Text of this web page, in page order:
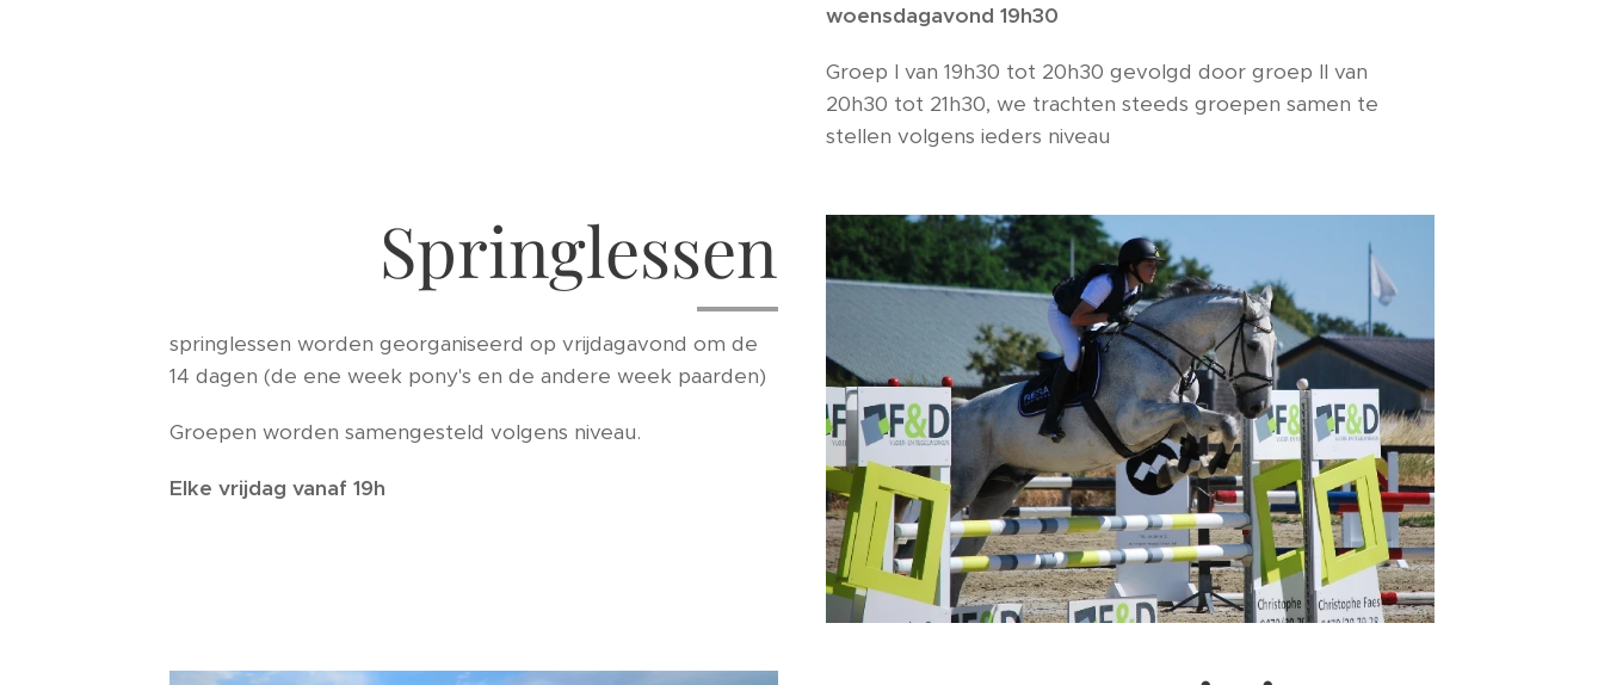
woensdagavond 19h30
Groep I van 19h30 tot 20h30 gevolgd door groep II van
20h30 tot 21h30, we trachten steeds groepen samen te
stellen volgens ieders niveau
Springlessen
springlessen worden georganiseerd op vrijdagavond om de
14 dagen (de ene week pony's en de andere week paarden)
Groepen worden samengesteld volgens niveau.
Elke vrijdag vanaf 19h